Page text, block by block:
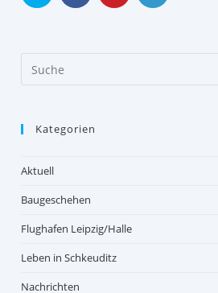
Kategorien
Aktuell
Baugeschehen
Flughafen Leipzig/Halle
Leben in Schkeuditz
Nachrichten